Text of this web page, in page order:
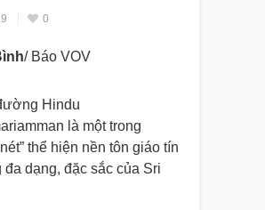
0
/ Báo VOV
Hindu
là một trong
thể hiện nền tôn giáo tín
dạng, đặc sắc của Sri